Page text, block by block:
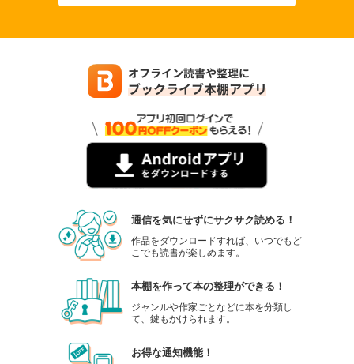
通信を気にせずにサクサク読める！
作品をダウンロードすれば、いつでもど
こでも読書が楽しめます。
本棚を作って本の整理ができる！
ジャンルや作家ごとなどに本を分類し
て、鍵もかけられます。
お得な通知機能！